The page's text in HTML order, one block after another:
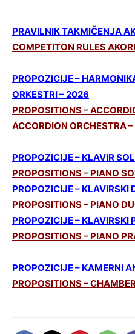
PRAVILNIK TAKMIČENJA
COMPETITON RULES
PROPOZICIJE –
ORKESTRI – 2026
PROPOSITIONS –
ACCORDION ORCHESTRA
PROPOZICIJE – KLAVIR
PROPOSITIONS – PIANO
PROPOZICIJE – KLAVIRSKI
PROPOSITIONS – PIANO
PROPOZICIJE – KLAVIRSKI
PROPOSITIONS – PIANO
PROPOZICIJE – KAMERNI
PROPOSITIONS –